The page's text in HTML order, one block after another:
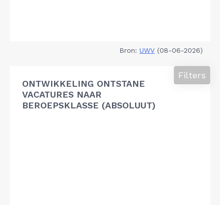
Bron: UWV (08-06-2026)
ONTWIKKELING ONTSTANE
VACATURES NAAR
BEROEPSKLASSE (ABSOLUUT)
Filters